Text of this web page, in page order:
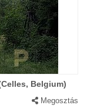
Belgium)
Megosztás